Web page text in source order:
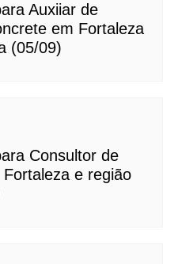
Auxiiar de
em Fortaleza
(05/09)
Consultor de
e região